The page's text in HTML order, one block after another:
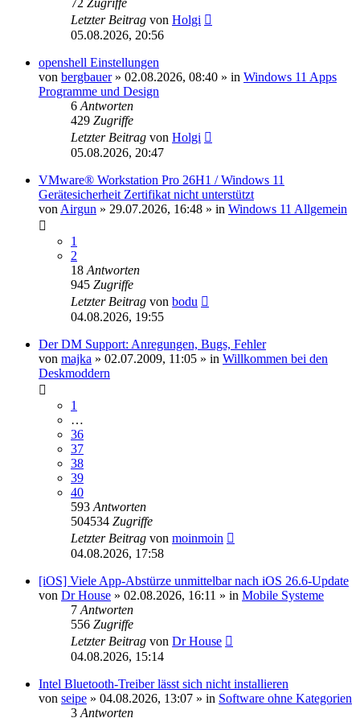
72 Zugriffe
Letzter Beitrag von Holgi
05.08.2026, 20:56
openshell Einstellungen
von bergbauer» 02.08.2026, 08:40 » in Windows 11 Apps
Programme und Design
6Antworten
429 Zugriffe
Letzter Beitrag von Holgi
05.08.2026, 20:47
VMware® Workstation Pro 26H1 / Windows 11
Gerätesicherheit Zertifikat nicht unterstützt
vonAirgun » 29.07.2026, 16:48 » in Windows 11 Allgemein
1
2
18Antworten
945 Zugriffe
Letzter Beitrag von bodu
04.08.2026, 19:55
Der DM Support: Anregungen, Bugs, Fehler
von majka » 02.07.2009, 11:05 » in Willkommen bei den
Deskmoddern
1
…
36
37
38
39
40
593Antworten
504534 Zugriffe
Letzter Beitrag von moinmoin
04.08.2026, 17:58
[iOS] Viele App-Abstürze unmittelbar nach iOS 26.6-Update
von Dr House » 02.08.2026, 16:11 » in Mobile Systeme
7Antworten
556 Zugriffe
Letzter Beitrag von Dr House
04.08.2026, 15:14
Intel Bluetooth-Treiber lässt sich nicht installieren
von seipe » 04.08.2026, 13:07 » in Software ohne Kategorien
3Antworten